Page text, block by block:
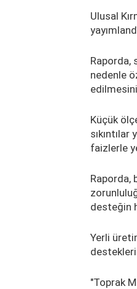
Ulusal
Raporda,
nedenle
Küçük
faizlerle
Raporda,
desteğin
Yerli
"Toprak